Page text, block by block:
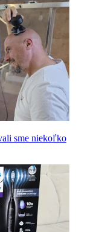
sme niekoľko